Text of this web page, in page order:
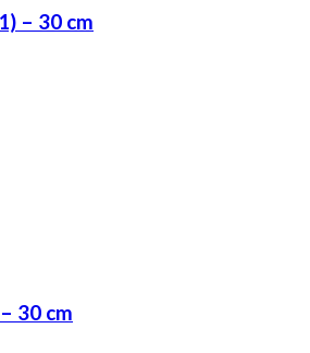
– 30 cm
30 cm